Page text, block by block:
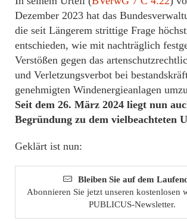
Dezember 2023 hat das
die seit Längerem strittige Frage
entschieden, wie mit nachträglich
Verstößen gegen das
und Verletzungsverbot bei
genehmigten Windenergieanlagen
Seit dem 26. März 2024 liegt nun
Begründung zu dem vielbeachteten
Geklärt ist nun:
Bleiben Sie auf dem
Abonnieren Sie jetzt unseren kostenlosen
PUBLICUS-Newsletter.